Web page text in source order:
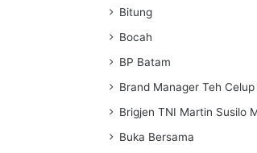
Bitung
Bocah
BP Batam
Brand Manager Teh
Brigjen TNI Martin Susilo
Buka Bersama